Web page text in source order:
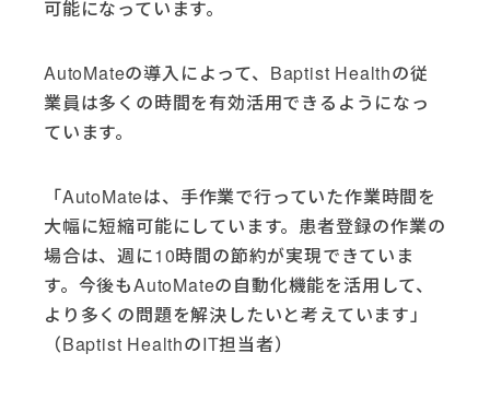
可能になっています。
AutoMateの導入によって、Baptist Healthの従
業員は多くの時間を有効活用できるようになっ
ています。
「AutoMateは、手作業で行っていた作業時間を
大幅に短縮可能にしています。患者登録の作業の
場合は、週に10時間の節約が実現できていま
す。今後もAutoMateの自動化機能を活用して、
より多くの問題を解決したいと考えています」
（Baptist HealthのIT担当者）